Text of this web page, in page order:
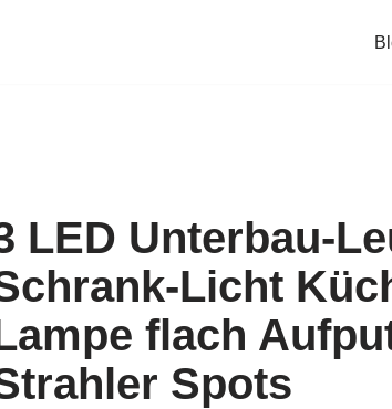
LED Unterbau-
Licht
flach
Spots